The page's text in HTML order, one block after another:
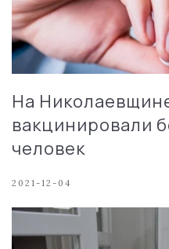
На
вакцинировали
человек
2021-12-04